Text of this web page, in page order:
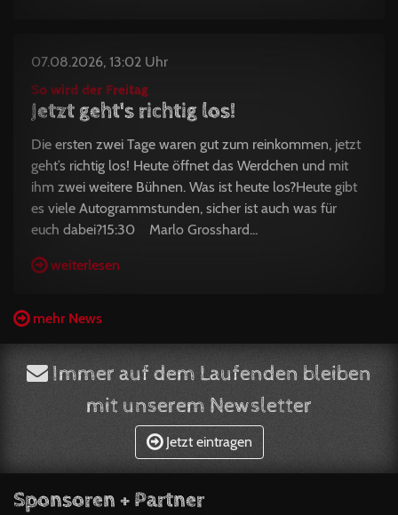
07.08.2026, 13:02 Uhr
So wird der Freitag
Jetzt geht's richtig los!
Die ersten zwei Tage waren gut zum reinkommen, jetzt
geht’s richtig los! Heute öffnet das Werdchen und mit
ihm zwei weitere Bühnen. Was ist heute los?Heute gibt
es viele Autogrammstunden, sicher ist auch was für
euch dabei?15:30 Marlo Grosshard...
weiterlesen
mehr News
Immer auf dem Laufenden bleiben
mit unserem Newsletter
Jetzt eintragen
Sponsoren + Partner